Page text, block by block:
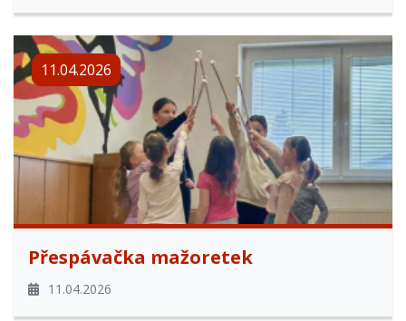
11.04.2026
Přespávačka mažoretek
11.04.2026